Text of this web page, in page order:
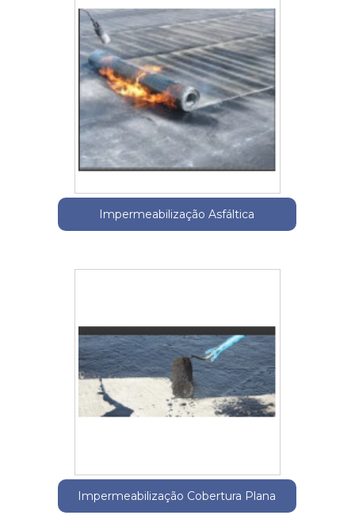
Impermeabilização Asfáltica
Impermeabilização Cobertura Plana